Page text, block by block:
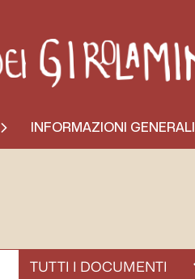
INFORMAZIONI GENERALI
SELEZIONA UN DOCUMENTO